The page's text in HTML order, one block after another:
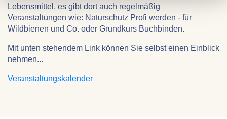
Lebensmittel, es gibt dort auch regelmäßig
Veranstaltungen wie: Naturschutz Profi werden - für
Wildbienen und Co. oder Grundkurs Buchbinden.
Mit unten stehendem Link können Sie selbst einen Einblick
nehmen...
Veranstaltungskalender